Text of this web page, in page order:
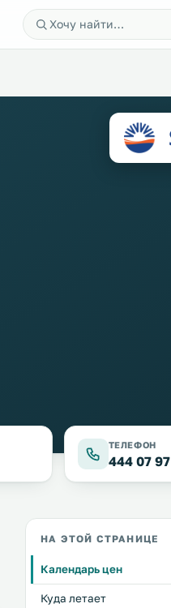
ТЕЛЕФОН
444 07 97
НА ЭТОЙ СТРАНИЦЕ
Календарь цен
Куда летает